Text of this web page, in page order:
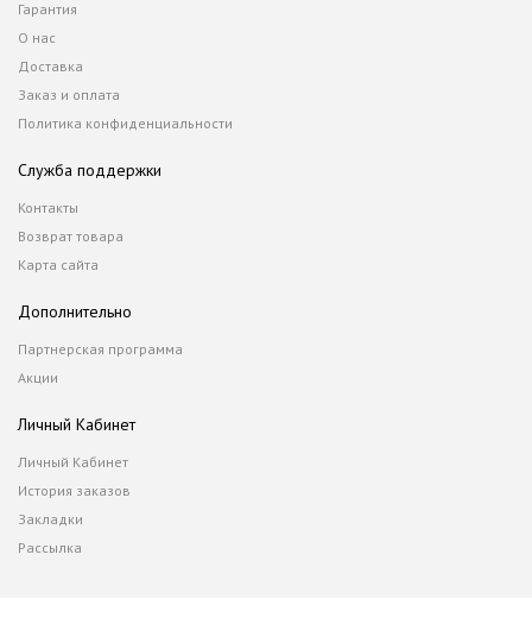
Гарантия
О нас
Доставка
Заказ и оплата
Политика конфиденциальности
Служба поддержки
Контакты
Возврат товара
Карта сайта
Дополнительно
Партнерская программа
Акции
Личный Кабинет
Личный Кабинет
История заказов
Закладки
Рассылка